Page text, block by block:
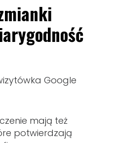
Google
mają też
potwierdzają